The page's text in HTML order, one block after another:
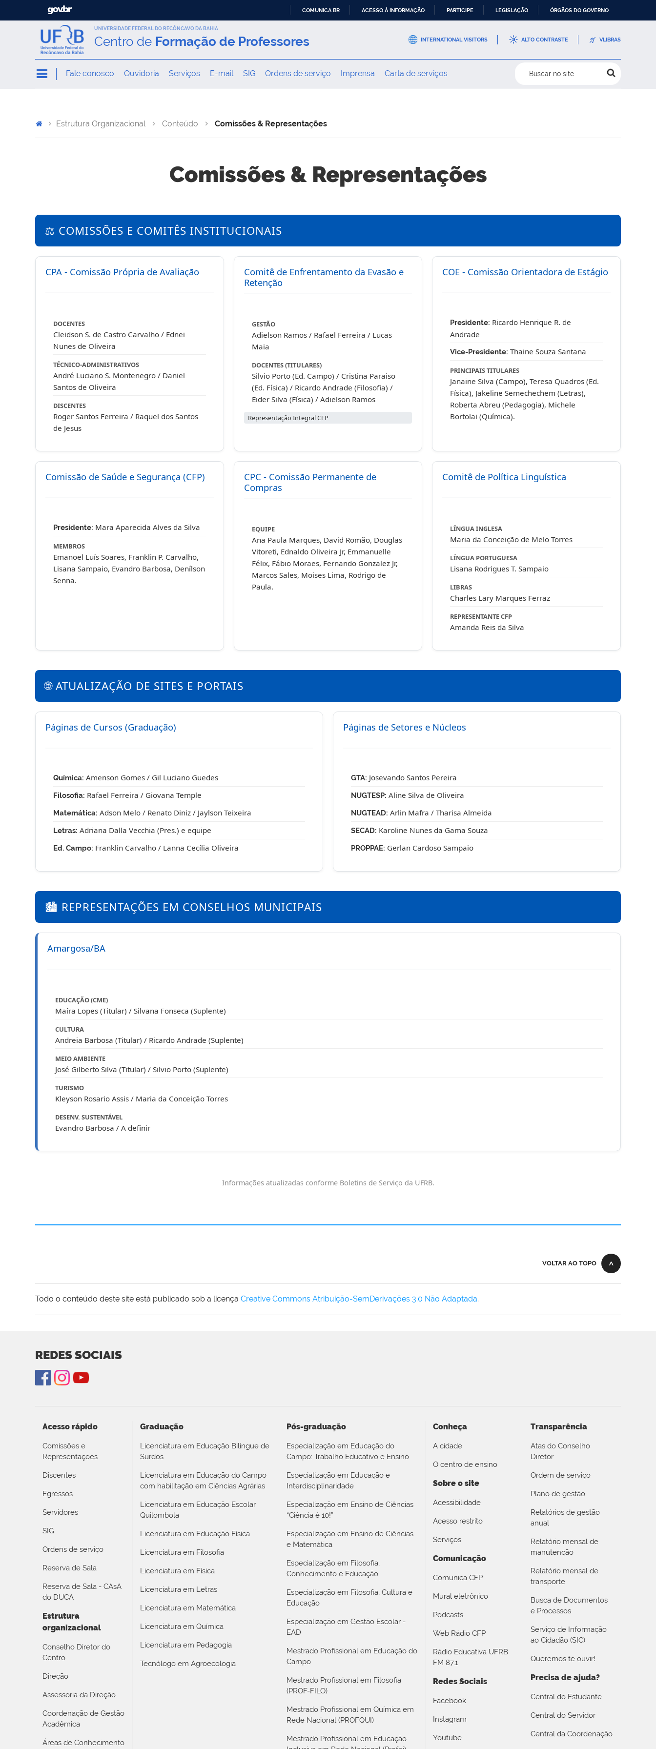
CONTEÚDO
COMUNICA BR ACESSO À INFORMAÇÃO PARTICIPE LEGISLAÇÃO ÓRGÃOS DO GOVERNO
UNIVERSIDADE FEDERAL DO RECÔNCAVO DA BAHIA
Centro de Formação de Professores INTERNATIONAL VISITORS ALTO CONTRASTE VLIBRAS
Fale conosco Ouvidoria Serviços E-mail SIG Ordens de serviço Imprensa Carta de serviços Buscar no site
Estrutura Organizacional Conteúdo Comissões & Representações
Comissões & Representações
⚖️ COMISSÕES E COMITÊS INSTITUCIONAIS
CPA - Comissão Própria de Avaliação
DOCENTES
Cleidson S. de Castro Carvalho / Ednei
Nunes de Oliveira
TÉCNICO-ADMINISTRATIVOS
André Luciano S. Montenegro / Daniel
Santos de Oliveira
DISCENTES
Roger Santos Ferreira / Raquel dos Santos
de Jesus
Comitê de Enfrentamento da Evasão e
Retenção
GESTÃO
Adielson Ramos / Rafael Ferreira / Lucas
Maia
DOCENTES (TITULARES)
Silvio Porto (Ed. Campo) / Cristina Paraiso
(Ed. Física) / Ricardo Andrade (Filosofia) /
Eider Silva (Física) / Adielson Ramos
Sabrina Gomes (Pedagogia) / Franklin
DISCENTES (TITULARES)
Alaine Gama / Lunara Santana / Beatriz
Lacerda / Adriane Souza / Tiago Jesus /
Vítor Oliveira / Mateus Santos
Representação Integral CFP
COE - Comissão Orientadora de Estágio
Presidente: Ricardo Henrique R. de
Andrade
Vice-Presidente: Thaine Souza Santana
PRINCIPAIS TITULARES
Janaine Silva (Campo), Teresa Quadros (Ed.
Física), Jakeline Semechechem (Letras),
Roberta Abreu (Pedagogia), Michele
Bortolai (Química).
Comissão de Saúde e Segurança (CFP)
Presidente: Mara Aparecida Alves da Silva
MEMBROS
Emanoel Luís Soares, Franklin P. Carvalho,
Lisana Sampaio, Evandro Barbosa, Denílson
Senna.
CPC - Comissão Permanente de
Compras
EQUIPE
Ana Paula Marques, David Romão, Douglas
Vitoreti, Ednaldo Oliveira Jr, Emmanuelle
Félix, Fábio Moraes, Fernando Gonzalez Jr,
Marcos Sales, Moises Lima, Rodrigo de
Paula.
Comitê de Política Linguística
LÍNGUA INGLESA
Maria da Conceição de Melo Torres
LÍNGUA PORTUGUESA
Lisana Rodrigues T. Sampaio
LIBRAS
Charles Lary Marques Ferraz
REPRESENTANTE CFP
Amanda Reis da Silva
🌐 ATUALIZAÇÃO DE SITES E PORTAIS
Páginas de Cursos (Graduação)
Química: Amenson Gomes / Gil Luciano Guedes
Filosofia: Rafael Ferreira / Giovana Temple
Matemática: Adson Melo / Renato Diniz / Jaylson Teixeira
Letras: Adriana Dalla Vecchia (Pres.) e equipe
Ed. Campo: Franklin Carvalho / Lanna Cecília Oliveira
Páginas de Setores e Núcleos
GTA: Josevando Santos Pereira
NUGTESP: Aline Silva de Oliveira
NUGTEAD: Arlin Mafra / Tharisa Almeida
SECAD: Karoline Nunes da Gama Souza
PROPPAE: Gerlan Cardoso Sampaio
🏙️ REPRESENTAÇÕES EM CONSELHOS MUNICIPAIS
Amargosa/BA
EDUCAÇÃO (CME)
Maíra Lopes (Titular) / Silvana Fonseca (Suplente)
CULTURA
Andreia Barbosa (Titular) / Ricardo Andrade (Suplente)
MEIO AMBIENTE
José Gilberto Silva (Titular) / Silvio Porto (Suplente)
TURISMO
Kleyson Rosario Assis / Maria da Conceição Torres
DESENV. SUSTENTÁVEL
Evandro Barbosa / A definir
Informações atualizadas conforme Boletins de Serviço da UFRB.
VOLTAR AO TOPO
Todo o conteúdo deste site está publicado sob a licença Creative Commons Atribuição-SemDerivações 3.0 Não Adaptada.
REDES SOCIAIS
Acesso rápido
Comissões e
Representações
Discentes
Egressos
Servidores
SIG
Ordens de serviço
Reserva de Sala
Reserva de Sala - CAsA
do DUCA
Estrutura
organizacional
Conselho Diretor do
Centro
Direção
Assessoria da Direção
Coordenação de Gestão
Acadêmica
Áreas de Conhecimento
Graduação
Licenciatura em Educação Bilíngue de
Surdos
Licenciatura em Educação do Campo
com habilitação em Ciências Agrárias
Licenciatura em Educação Escolar
Quilombola
Licenciatura em Educação Física
Licenciatura em Filosofia
Licenciatura em Física
Licenciatura em Letras
Licenciatura em Matemática
Licenciatura em Química
Licenciatura em Pedagogia
Tecnólogo em Agroecologia
Pós-graduação
Especialização em Educação do
Campo: Trabalho Educativo e Ensino
Especialização em Educação e
Interdisciplinaridade
Especialização em Ensino de Ciências
“Ciência é 10!”
Especialização em Ensino de Ciências
e Matemática
Especialização em Filosofia,
Conhecimento e Educação
Especialização em Filosofia, Cultura e
Educação
Especialização em Gestão Escolar -
EAD
Mestrado Profissional em Educação do
Campo
Mestrado Profissional em Filosofia
(PROF-FILO)
Mestrado Profissional em Química em
Rede Nacional (PROFQUI)
Mestrado Profissional em Educação
Conheça
A cidade
O centro de ensino
Sobre o site
Acessibilidade
Acesso restrito
Serviços
Comunicação
Comunica CFP
Mural eletrônico
Podcasts
Web Rádio CFP
Rádio Educativa UFRB
FM 87.1
Redes Sociais
Facebook
Instagram
Youtube
Transparência
Atas do Conselho
Diretor
Ordem de serviço
Plano de gestão
Relatórios de gestão
anual
Relatório mensal de
manutenção
Relatório mensal de
transporte
Busca de Documentos
e Processos
Serviço de Informação
ao Cidadão (SIC)
Queremos te ouvir!
Precisa de ajuda?
Central do Estudante
Central do Servidor
Central da Coordenação